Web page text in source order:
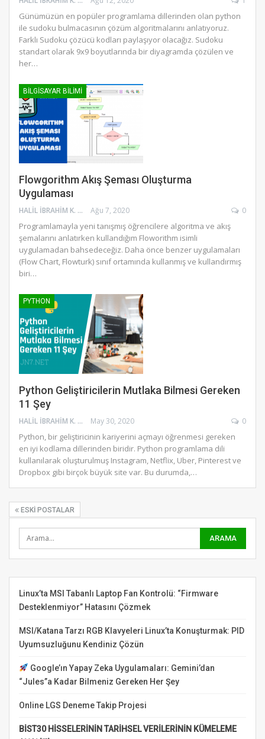
Günümüzün en popüler programlama dillerinden olan python
ile sudoku bulmacasının çözüm algoritmalarını anlatıyoruz.
Farklı Sudoku çözücü kodları paylaşıyor olacağız. Sudoku
standart olarak 9x9 boyutlarında bir diyagramda çözülen ve
her…
BILGISAYAR BILIMI
Flowgorithm Akış Şeması Oluşturma
Uygulaması
HALIL İBRAHIM K. Ağu 7, 2020 0
Programlamayla yeni tanışmış öğrencilere algoritma ve akış
şemalarını anlatırken kullandığım Floworithm isimli
uygulamadan bahsedeceğiz. Daha önce benzer uygulamaları
(Flow Chart, Flowturk) sınıf ortamında kullanmış ve kullandırmış
biri…
PYTHON
Python Geliştiricilerin Mutlaka Bilmesi Gereken
11 Şey
HALIL İBRAHIM K. May 30, 2020 0
Python, bir geliştiricinin kariyerini açmayı öğrenmesi gereken
en iyi kodlama dillerinden biridir. Python programlama dili
kullanılarak oluşturulmuş Instagram, Netflix, Uber, Pinterest ve
Dropbox gibi birçok büyük site var. Bu durumda,…
ESKI POSTALAR
Linux’ta MSI Tabanlı Laptop Fan Kontrolü: “Firmware
Desteklenmiyor” Hatasını Çözmek
MSI/Katana Tarzı RGB Klavyeleri Linux’ta Konuşturmak: PID
Uyumsuzluğunu Kendiniz Çözün
Google’ın Yapay Zeka Uygulamaları: Gemini’dan
“Jules”a Kadar Bilmeniz Gereken Her Şey
Online LGS Deneme Takip Projesi
BİST30 HİSSELERİNİN TARİHSEL VERİLERİNİN KÜMELEME